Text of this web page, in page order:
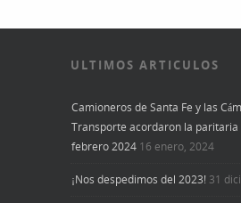
ULTIMOS ARTICULOS
Camioneros de Santa Fe y las
Transporte acordaron la
febrero 2024 16 enero, 2024
¡Nos despedimos del 2023! 31